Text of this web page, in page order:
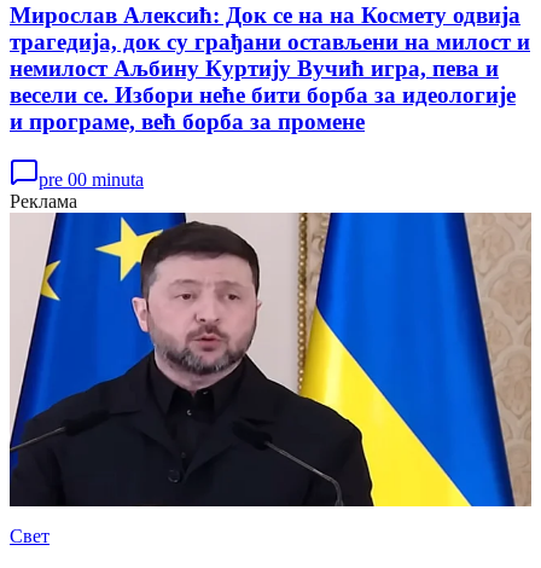
Мирослав Алексић: Док се на на Космету одвија
трагедија, док су грађани остављени на милост и
немилост Аљбину Куртију Вучић игра, пева и
весели се. Избори неће бити борба за идеологије
и програме, већ борба за промене
pre 00 minuta
Реклама
Свет